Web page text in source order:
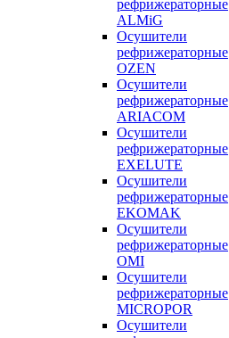
рефрижераторные
ALMiG
Осушители
рефрижераторные
OZEN
Осушители
рефрижераторные
ARIACOM
Осушители
рефрижераторные
EXELUTE
Осушители
рефрижераторные
EKOMAK
Осушители
рефрижераторные
OMI
Осушители
рефрижераторные
MICROPOR
Осушители